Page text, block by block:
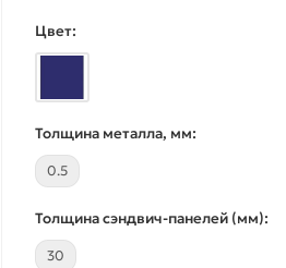
Цвет:
Толщина металла, мм:
0.5
Толщина сэндвич-панелей (мм):
30